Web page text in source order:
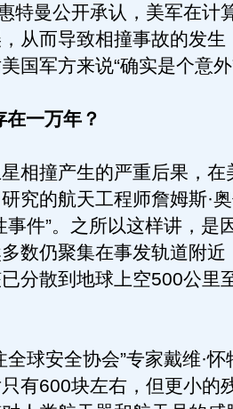
曼公开承认，美军在计
从而导致相撞事故的发生
国军方来说“确实是个意外
一万年？
撞产生的严重后果，在
究的航天工程师詹姆斯·
事件”。之所以这样讲，是
数仍聚集在事发轨道附近
分散到地球上空500公里
球安全协会”专家戴维·怀
有600块左右，但更小的